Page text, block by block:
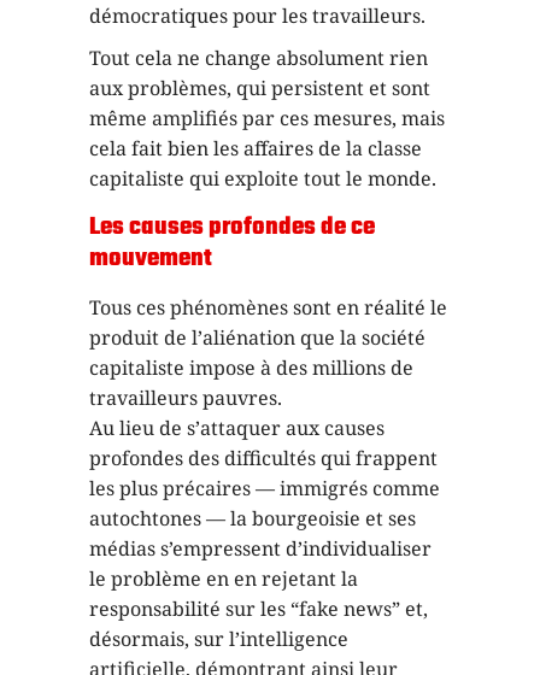
démocratiques pour les travailleurs.
Tout cela ne change absolument rien
aux problèmes, qui persistent et sont
même amplifiés par ces mesures, mais
cela fait bien les affaires de la classe
capitaliste qui exploite tout le monde.
Les causes profondes de ce
mouvement
Tous ces phénomènes sont en réalité le
produit de l’aliénation que la société
capitaliste impose à des millions de
travailleurs pauvres.
Au lieu de s’attaquer aux causes
profondes des difficultés qui frappent
les plus précaires — immigrés comme
autochtones — la bourgeoisie et ses
médias s’empressent d’individualiser
le problème en en rejetant la
responsabilité sur les “fake news” et,
désormais, sur l’intelligence
artificielle, démontrant ainsi leur